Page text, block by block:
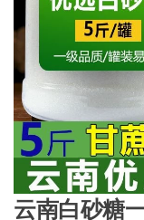
云南白砂糖